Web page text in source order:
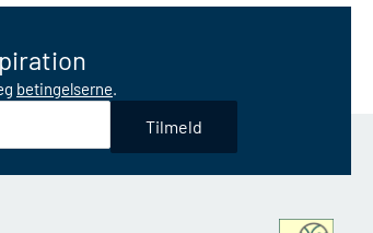
betingelserne.
Tilmeld